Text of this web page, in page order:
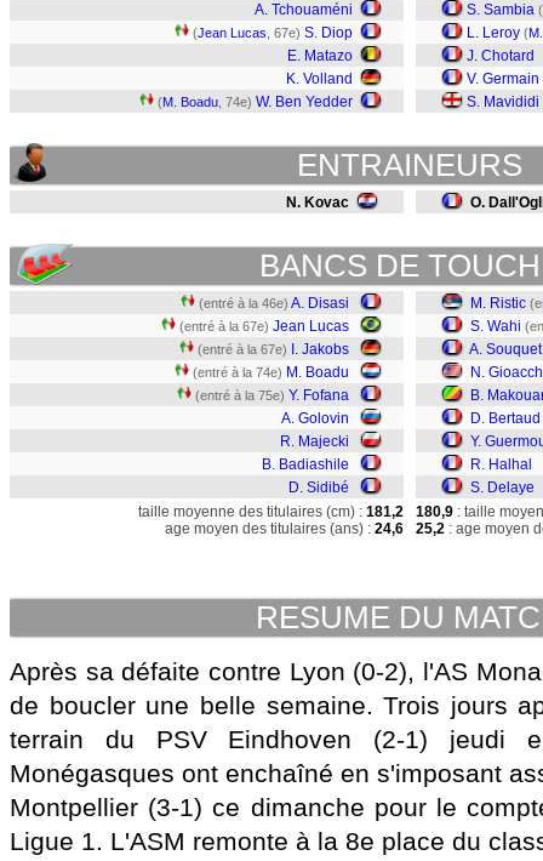
A. Tchouaméni
(Jean Lucas , 67e) S. Diop
E. Matazo
K. Volland
(M. Boadu , 74e) W. Ben Yedder
S. Sambia (
L. Leroy (
J. Chotard
V. Germain
S. Mavididi
ENTRAINEURS
N. Kovac O.
BANCS DE
(entré à la 46e) A. Disasi
(entré à la 67e) Jean Lucas
(entré à la 67e) I. Jakobs
(entré à la 74e) M. Boadu
(entré à la 75e) Y. Fofana
A. Golovin
R. Majecki
B. Badiashile
D. Sidibé
M. Ristic
S. Wahi
A. Souquet
N.
B.
D. Bertaud
Y.
R. Halhal
S. Delaye
taille moyenne des titulaires (cm) : 181,2
age moyen des titulaires (ans) : 24,6
180,9 : taille
25,2 : age moyen
RESUME DU
Après sa défaite contre Lyon (0-2), l'AS
de boucler une belle semaine. Trois jours
terrain du PSV Eindhoven (2-1) jeudi
Monégasques ont enchaîné en s'imposant
Montpellier (3-1) ce dimanche pour le
Ligue 1. L'ASM remonte à la 8e place du